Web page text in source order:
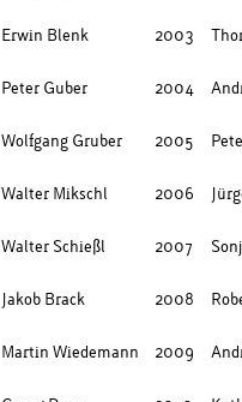
Erwin Blenk 2003
Peter Guber 2004
Wolfgang Gruber 2005
Walter Mikschl 2006
Walter Schießl 2007
Jakob Brack 2008
Martin Wiedemann 2009